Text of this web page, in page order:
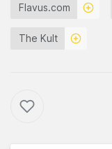
Flavus.com
The Kult